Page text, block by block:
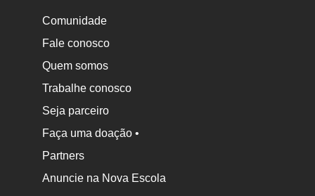
Comunidade
Fale conosco
Quem somos
Trabalhe conosco
Seja parceiro
Faça uma doação •
Partners
Anuncie na Nova Escola